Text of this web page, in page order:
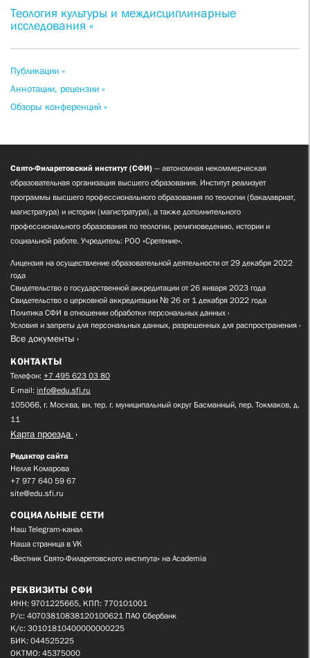
Теология культуры и междисциплинарные
исследования »
Публикации »
Аннотации, рецензии »
Обзоры конференций »
Свято-Филаретовский институт (СФИ) — автономная некоммерческая
образовательная организация высшего образования. Институт реализует
программы высшего профессионального образования по теологии (бакалавриат,
магистратура) и истории (магистратура), а также дополнительного
профессионального образования по теологии, религиоведению, истории и
социальной работе. Учредитель: РОО «Сретение».
Лицензия на осуществление образовательной деятельности от 29 декабря 2022
года
Свидетельство о государственной аккредитации от 26 января 2023 года
Свидетельство о церковной аккредитации № 26 от 1 декабря 2022 года
Политика СФИ в отношении обработки персональных данных
Условия и запреты для персональных данных, разрешенных для распространения
Все документы
КОНТАКТЫ
Телефон: +7 495 623 03 80
E-mail: info@edu.sfi.ru
105066, г. Москва, вн. тер. г. муниципальный округ Басманный, пер. Токмаков, д.
11
Карта проезда
Редактор сайта
Нелля Комарова
+7 977 640 59 67
site@edu.sfi.ru
СОЦИАЛЬНЫЕ СЕТИ
Наш Telegram-канал
Наша страница в VK
«Вестник Свято-Филаретовского института» на Academia
РЕКВИЗИТЫ СФИ
ИНН: 9701225665, КПП: 770101001
Р/с: 40703810838120100621 ПАО Сбербанк
К/с: 30101810400000000225
БИК: 044525225
ОКТМО: 45375000